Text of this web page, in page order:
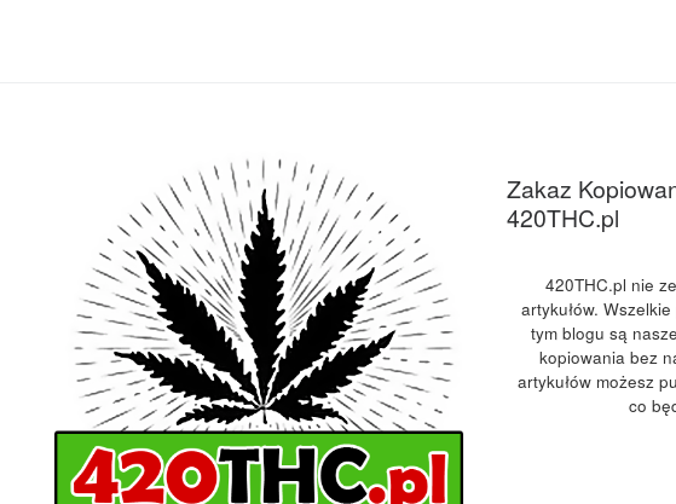
Zakaz
420THC.pl
420THC.pl nie
artykułów.
tym blogu są
kopiowania bez
artykułów możesz
co